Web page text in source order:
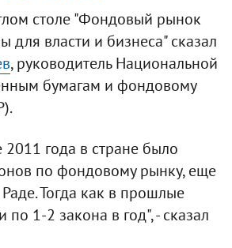
столе "Фондовый рынок
для власти и бизнеса" сказал
, руководитель Национальной
бумагам и фондовому
2011 года в стране было
по фондовому рынку, еще
Тогда как в прошлые
1-2 закона в год", - сказал